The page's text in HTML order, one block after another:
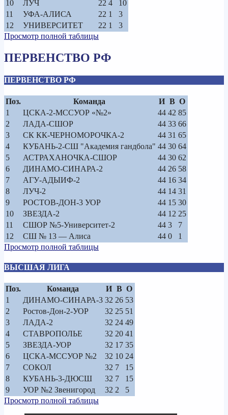
10
ЛУЧ 22 4
10
11
УФА-АЛИСА 22 1
3
12
УНИВЕРСИТЕТ 22 1
3
Просмотр полной таблицы
ПЕРВЕНСТВО РФ
ПЕРВЕНСТВО РФ
Поз. Команда И В О
1
ЦСКА-2-МССУОР «№2» 44 42 85
2
ЛАДА-СШОР 44 33 66
3
СК КК-ЧЕРНОМОРОЧКА-2 44 31 65
4
КУБАНЬ-2-СШ "Академия гандбола" 44 30 64
5
АСТРАХАНОЧКА-СШОР 44 30 62
6
ДИНАМО-СИНАРА-2 44 26 58
7
АГУ-АДЫИФ-2 44 16 34
8
ЛУЧ-2 44 14 31
9
РОСТОВ-ДОН-3 УОР 44 15 30
10
ЗВЕЗДА-2 44 12 25
11
СШОР №5-Университет-2 44 3
7
12
СШ № 13 — Алиса 44 0
1
Просмотр полной таблицы
ВЫСШАЯ ЛИГА
Поз. Команда И В О
1
ДИНАМО-СИНАРА-3 32 26 53
2
Ростов-Дон-2-УОР 32 25 51
3
ЛАДА-2 32 24 49
4
СТАВРОПОЛЬЕ 32 20 41
5
ЗВЕЗДА-УОР 32 17 35
6
ЦСКА-МССУОР №2 32 10 24
7
СОКОЛ 32 7
15
8
КУБАНЬ-3-ДЮСШ 32 7
15
9
УОР №2 Звенигород 32 2
5
Просмотр полной таблицы